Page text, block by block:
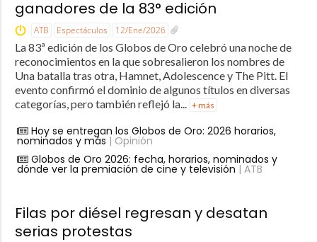
ganadores de la 83° edición
ATB Espectáculos 12/Ene/2026
La 83ª edición de los Globos de Oro celebró una noche de
reconocimientos en la que sobresalieron los nombres de
Una batalla tras otra, Hamnet, Adolescence y The Pitt. El
evento confirmó el dominio de algunos títulos en diversas
categorías, pero también reflejó la...
+ más
Hoy se entregan los Globos de Oro: 2026 horarios,
nominados y más | Opinión
Globos de Oro 2026: fecha, horarios, nominados y
dónde ver la premiación de cine y televisión | ATB
Filas por diésel regresan y desatan
serias protestas